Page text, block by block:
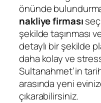
önünde
nakliye firması
şekilde taşınması
detaylı bir şekilde
daha kolay ve
Sultanahmet’in
arasında yeni
çıkarabilirsiniz.